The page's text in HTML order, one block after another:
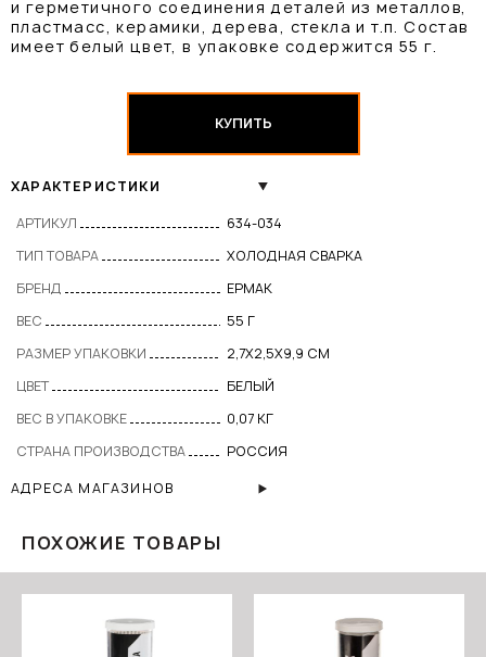
и герметичного соединения деталей из металлов,
пластмасс, керамики, дерева, стекла и т.п. Состав
имеет белый цвет, в упаковке содержится 55 г.
КУПИТЬ
ХАРАКТЕРИСТИКИ
АРТИКУЛ
634-034
ТИП ТОВАРА
ХОЛОДНАЯ СВАРКА
БРЕНД
ЕРМАК
ВЕС
55 Г
РАЗМЕР УПАКОВКИ
2,7Х2,5Х9,9 СМ
ЦВЕТ
БЕЛЫЙ
ВЕС В УПАКОВКЕ
0,07 КГ
СТРАНА ПРОИЗВОДСТВА
РОССИЯ
АДРЕСА МАГАЗИНОВ
ПОХОЖИЕ ТОВАРЫ